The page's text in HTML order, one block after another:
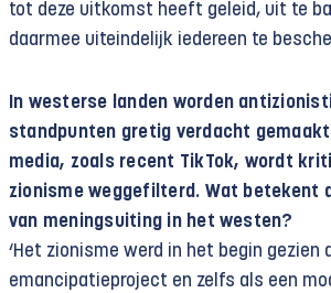
tot deze uitkomst heeft geleid, uit te
daarmee uiteindelijk iedereen te
In westerse landen worden
standpunten gretig verdacht
media, zoals recent TikTok, wordt
zionisme weggefilterd. Wat betekent
van meningsuiting in het westen?
‘Het zionisme werd in het begin gezien
emancipatieproject en zelfs als een